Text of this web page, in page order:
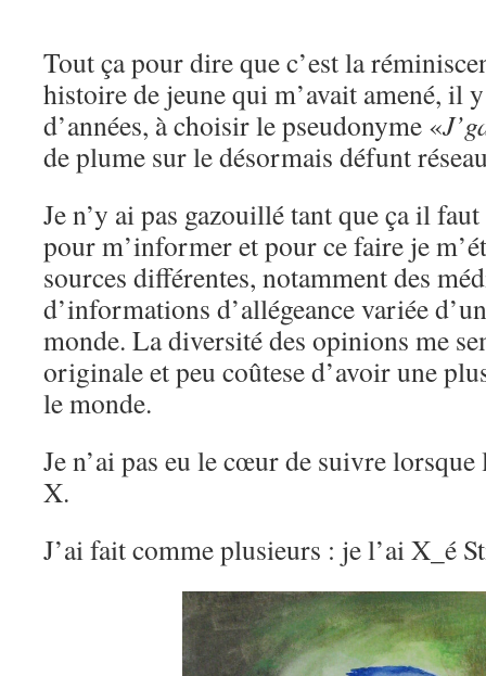
Tout ça pour dire que c’est la
histoire de jeune qui m’avait amené, il
d’années, à choisir le pseudonyme «
de plume sur le désormais défunt
Je n’y ai pas gazouillé tant que ça il
pour m’informer et pour ce faire je
sources différentes, notamment des
d’informations d’allégeance variée
monde. La diversité des opinions me
originale et peu coûtese d’avoir une
le monde.
Je n’ai pas eu le cœur de suivre
X.
J’ai fait comme plusieurs : je l’ai X_é